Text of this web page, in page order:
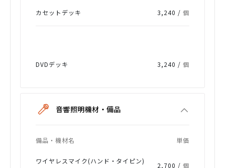
カセットデッキ 3,240 /個
DVDデッキ 3,240 /個
音響照明機材・備品
備品・機材名 単価
ワイヤレスマイク(ハンド・タイピン) 2,700 /個